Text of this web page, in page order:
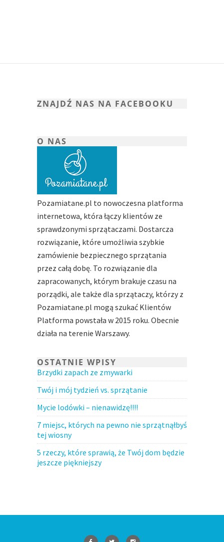
ZNAJDŹ NAS NA FACEBOOKU
O NAS
Pozamiatane.pl to nowoczesna platforma
internetowa, która łączy klientów ze
sprawdzonymi sprzątaczami. Dostarcza
rozwiązanie, które umożliwia szybkie
zamówienie bezpiecznego sprzątania
przez całą dobę. To rozwiązanie dla
zapracowanych, którym brakuje czasu na
porządki, ale także dla sprzątaczy, którzy z
Pozamiatane.pl mogą szukać Klientów
Platforma powstała w 2015 roku. Obecnie
działa na terenie Warszawy.
OSTATNIE WPISY
Brzydki zapach ze zmywarki
Twój i mój tydzień vs. sprzątanie
Mycie lodówki – nienawidzę!!!!
7 miejsc, których na pewno nie sprzątnąłbyś
tej wiosny
5 rzeczy, które sprawią, że Twój dom będzie
jeszcze piękniejszy